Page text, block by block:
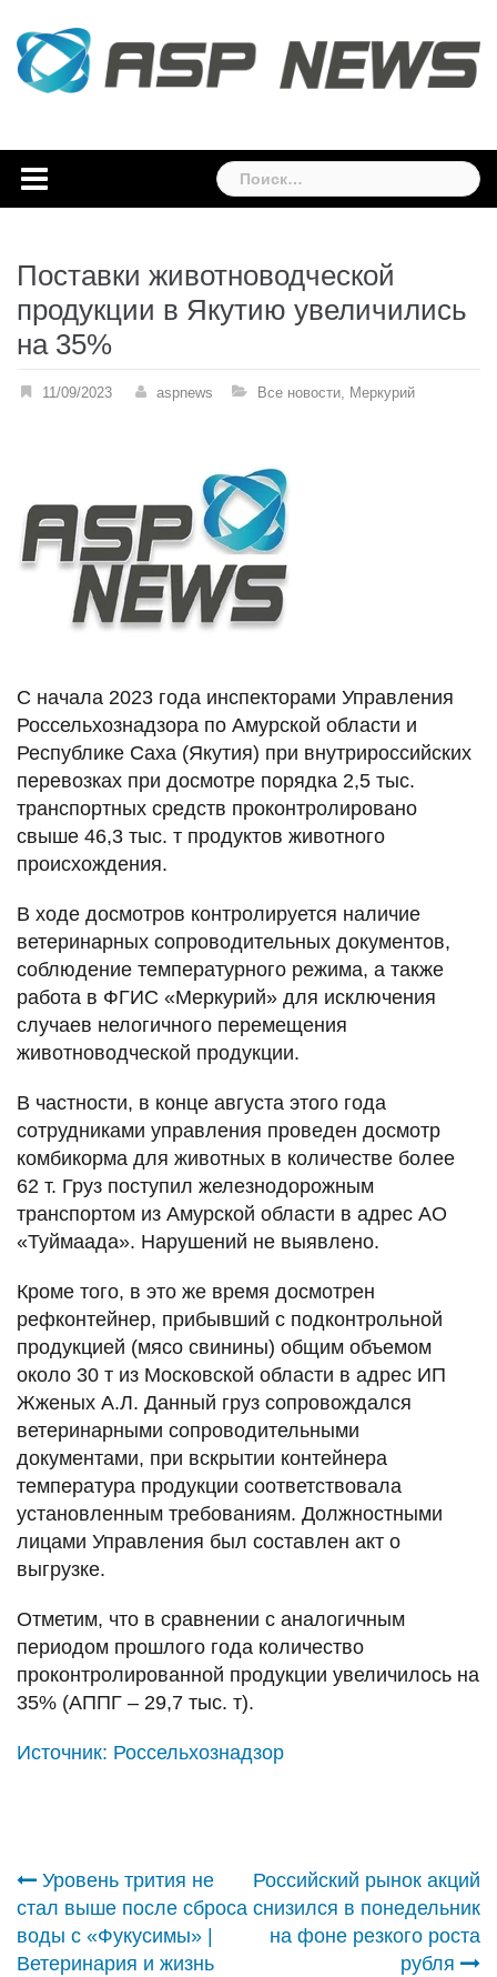
content
Найти:
Поставки животноводческой
продукции в Якутию увеличились
на 35%
11/09/2023 aspnews Все новости, Меркурий
С начала 2023 года инспекторами Управления
Россельхознадзора по Амурской области и
Республике Саха (Якутия) при внутрироссийских
перевозках при досмотре порядка 2,5 тыс.
транспортных средств проконтролировано
свыше 46,3 тыс. т продуктов животного
происхождения.
В ходе досмотров контролируется наличие
ветеринарных сопроводительных документов,
соблюдение температурного режима, а также
работа в ФГИС «Меркурий» для исключения
случаев нелогичного перемещения
животноводческой продукции.
В частности, в конце августа этого года
сотрудниками управления проведен досмотр
комбикорма для животных в количестве более
62 т. Груз поступил железнодорожным
транспортом из Амурской области в адрес АО
«Туймаада». Нарушений не выявлено.
Кроме того, в это же время досмотрен
рефконтейнер, прибывший с подконтрольной
продукцией (мясо свинины) общим объемом
около 30 т из Московской области в адрес ИП
Жженых А.Л. Данный груз сопровождался
ветеринарными сопроводительными
документами, при вскрытии контейнера
температура продукции соответствовала
установленным требованиям. Должностными
лицами Управления был составлен акт о
выгрузке.
Отметим, что в сравнении с аналогичным
периодом прошлого года количество
проконтролированной продукции увеличилось на
35% (АППГ – 29,7 тыс. т).
Источник: Россельхознадзор
Навигация
по
Уровень трития не
стал выше после сброса
воды с «Фукусимы» |
Ветеринария и жизнь
Российский рынок акций
снизился в понедельник
на фоне резкого роста
рубля